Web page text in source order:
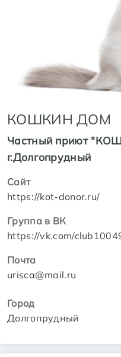
КОШКИН ДОМ
Частный приют
г.Долгопрудный
Сайт
https://kot-donor.ru/
Группа в ВК
https://vk.com/
Почта
urisca@mail.ru
Город
Долгопрудный